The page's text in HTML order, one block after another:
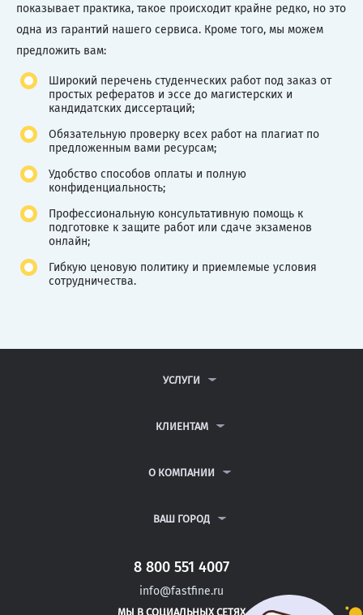
показывает практика, такое происходит крайне редко, но это
одна из гарантий нашего сервиса. Кроме того, мы можем
предложить вам:
Широкий перечень студенческих работ под заказ от
простых рефератов и эссе до магистерских и
кандидатских диссертаций;
Обязательную проверку всех работ на плагиат по
предложенным вами ресурсам;
Удобство способов оплаты и полную
конфиденциальность;
Профессиональную консультативную помощь к
подготовке к защите работ или сдаче экзаменов
онлайн;
Гибкую ценовую политику и приемлемые условия
сотрудничества.
УСЛУГИ
ДИПЛОМНЫЕ РАБОТЫ
РЕФЕРАТЫ
КЛИЕНТАМ
ВОПРОСЫ И ОТВЕТЫ
ПОЛИТИКА КОНФИДЕНЦИАЛЬНОСТИ
О КОМПАНИИ
КОНТАКТЫ
ВАШ ГОРОД
САНКТ-ПЕТЕРБУРГ
ИРБИТ
КРАСНОУРАЛЬСК
8 800 551 4007
info@fastfine.ru
МЫ В СОЦИАЛЬНЫХ СЕТЯХ